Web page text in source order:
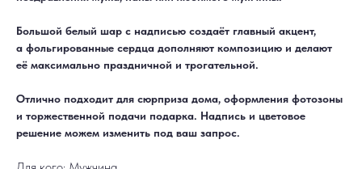
Большой белый шар с надписью создаёт главный акцент,
а фольгированные сердца дополняют композицию и делают
её максимально праздничной и трогательной.
Отлично подходит для сюрприза дома, оформления фотозоны
и торжественной подачи подарка. Надпись и цветовое
решение можем изменить под ваш запрос.
Ежедневно, круглосуточно С 10:00 до 19:30
КАТАЛОГ
Для девушек
Для мужчин
Хиты продаж
Акции
ИНФОРМАЦИЯ
Доставка и оплата
Акции
Отзывы
Контакты
РАБОТАЕМ ЕЖЕДНЕВНО
+7 (3452) 78-05-55